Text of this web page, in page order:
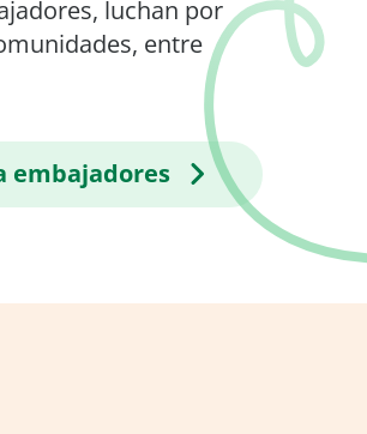
luchan por
entre
embajadores